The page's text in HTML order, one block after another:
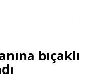
bıçaklı